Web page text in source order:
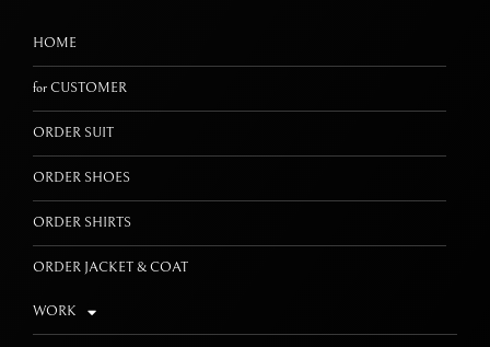
HOME
for CUSTOMER
ORDER SUIT
ORDER SHOES
ORDER SHIRTS
ORDER JACKET & COAT
WORK